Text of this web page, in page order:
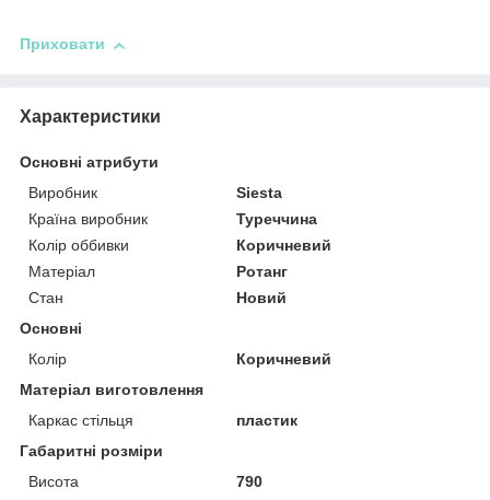
Приховати
Характеристики
Основні атрибути
Виробник
Siesta
Країна виробник
Туреччина
Колір оббивки
Коричневий
Матеріал
Ротанг
Стан
Новий
Основні
Колір
Коричневий
Матеріал виготовлення
Каркас стільця
пластик
Габаритні розміри
Висота
790